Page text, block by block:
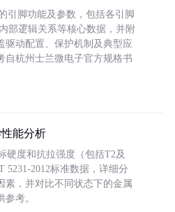
引脚功能及参数，包括各引脚
部逻辑关系等核心数据，并附
驱动配置、保护机制及典型应
自杭州士兰微电子官方规格书
能分析
硬度和抗拉强度（包括T2及
5231-2012标准数据，详细分
素，并对比不同状态下的金属
考。